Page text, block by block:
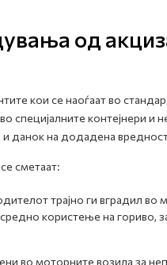
од
кои се наоѓаат во
специјалните
данок на додадена
сметаат:
трајно ги вградил
користење на гориво,
во моторните возила за